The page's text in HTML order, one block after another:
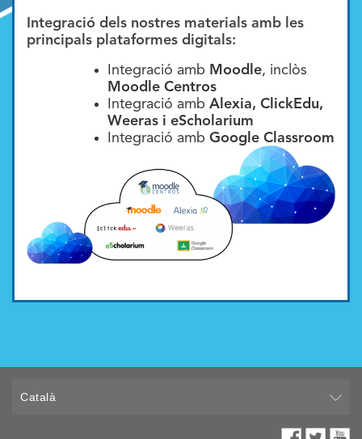
Integració dels nostres materials amb les
principals plataformes digitals:
Integració amb Moodle, inclòs
Moodle Centros
Integració amb Alexia, ClickEdu,
Weeras i eScholarium
Integració amb Google Classroom
Català